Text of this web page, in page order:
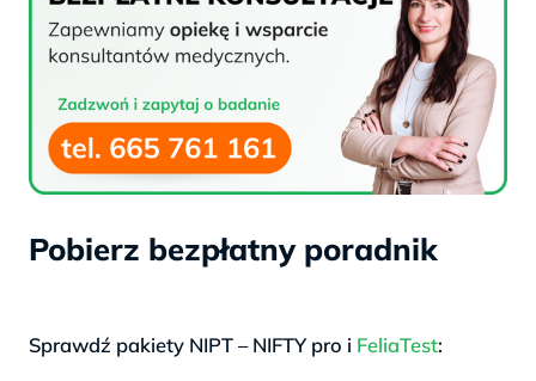
Pobierz bezpłatny poradnik
Sprawdź pakiety NIPT – NIFTY pro i FeliaTest: